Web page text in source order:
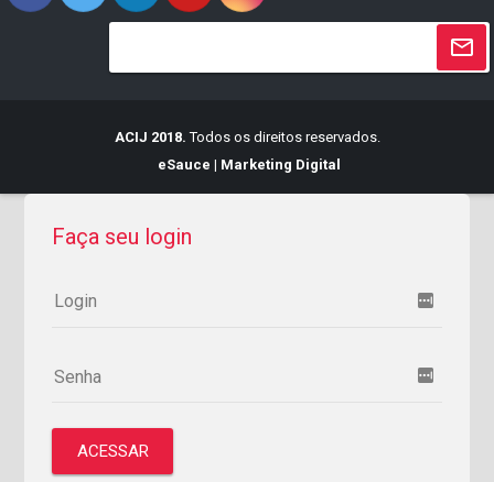
ACIJ 2018. Todos os direitos reservados.
eSauce | Marketing Digital
Faça seu login